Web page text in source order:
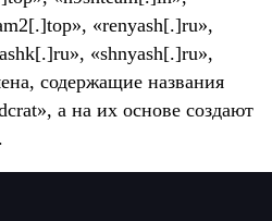
«renyash[.]ru»,
«shnyash[.]ru»,
содержащие названия
а на их основе создают